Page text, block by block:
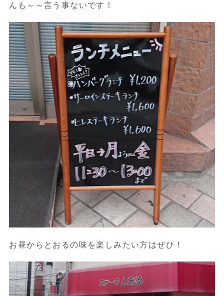
んも～～言う事ないです！
お昼からとおるの味を楽しみたい方はぜひ！